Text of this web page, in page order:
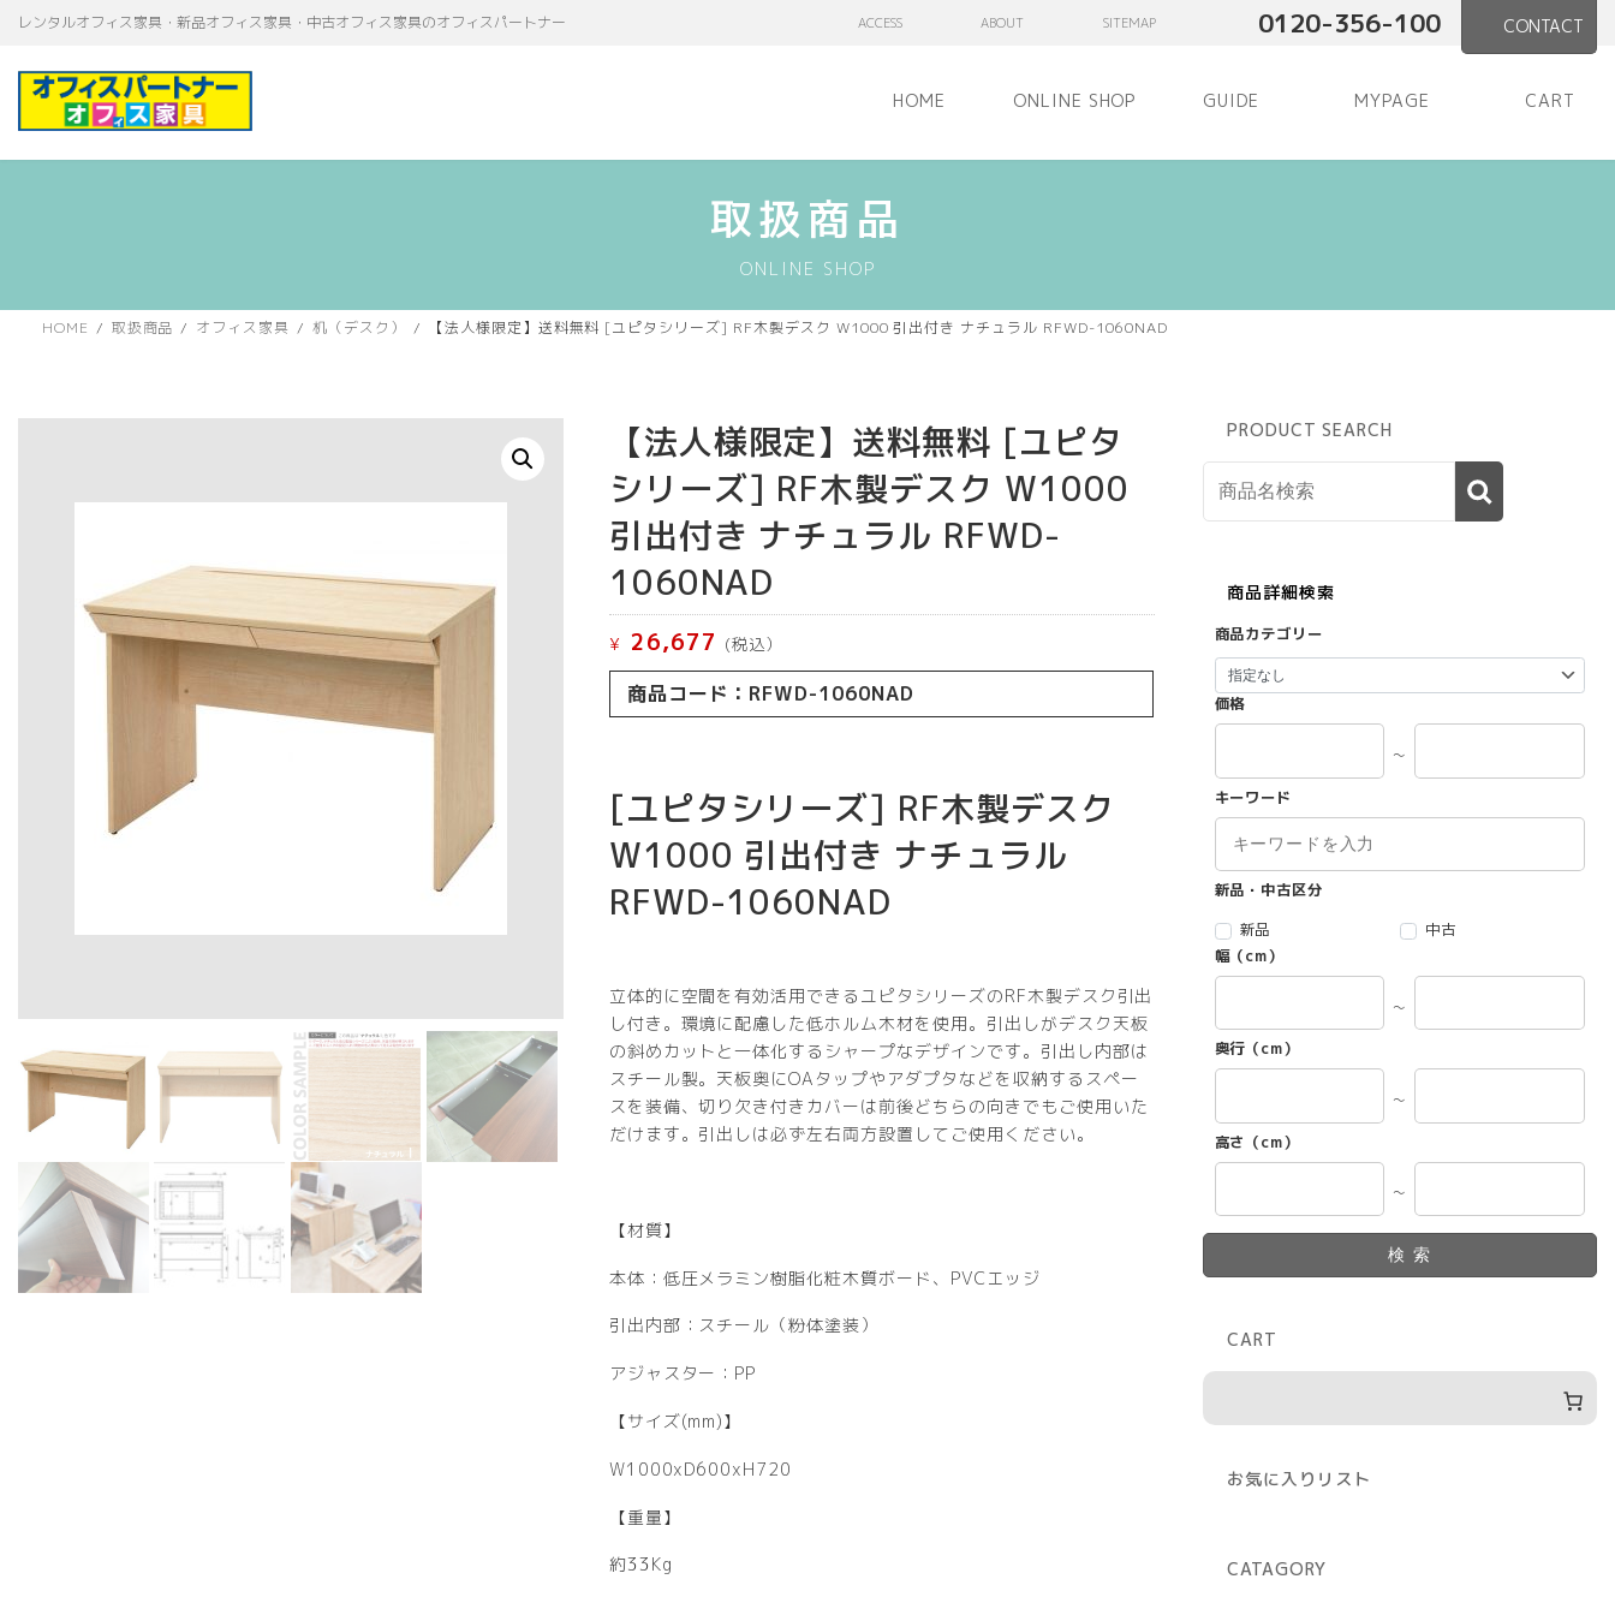
テ
ゲ
レンタルオフィス家具・新品オフィス家具・中古オフィス家具のオフィスパートナー ACCESS ABOUT SITEMAP 0120-356-100 CONTACT
HOME ONLINE SHOP GUIDE MYPAGE CART
取扱商品
ONLINE SHOP
HOME 取扱商品 オフィス家具 机（デスク） 【法人様限定】送料無料 [ユピタシリーズ] RF木製デスク W1000 引出付き ナチュラル RFWD-1060NAD
【法人様限定】送料無料 [ユピタ
シリーズ] RF木製デスク W1000
引出付き ナチュラル RFWD-
1060NAD
¥ 26,677 (税込）
商品コード：RFWD-1060NAD
[ユピタシリーズ] RF木製デスク
W1000 引出付き ナチュラル
RFWD-1060NAD
立体的に空間を有効活用できるユピタシリーズのRF木製デスク引出
し付き。環境に配慮した低ホルム木材を使用。引出しがデスク天板
の斜めカットと一体化するシャープなデザインです。引出し内部は
スチール製。天板奥にOAタップやアダプタなどを収納するスペー
スを装備、切り欠き付きカバーは前後どちらの向きでもご使用いた
だけます。引出しは必ず左右両方設置してご使用ください。
【材質】
本体：低圧メラミン樹脂化粧木質ボード、PVCエッジ
引出内部：スチール（粉体塗装）
アジャスター：PP
【サイズ(mm)】
W1000xD600xH720
【重量】
約33Kg
PRODUCT SEARCH
商品詳細検索
商品カテゴリー
価格
～
キーワード
新品・中古区分
新品
中古
幅（cm）
～
奥行（cm）
～
高さ（cm）
～
検索
CART
お気に入りリスト
CATAGORY